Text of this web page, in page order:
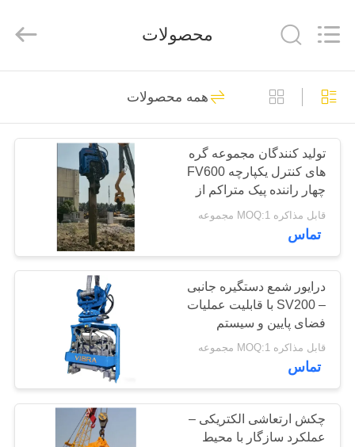
صفحه
اصلی
محصولات
نمایش
واقعیت
مجازی
درباره
تور
کارخانه
Machinery
Co.,
درایور شمع هیدرولیک
113
بیل نصب شده درایور
شمع
86
14
محصولات
همه محصولات
تولید کنندگان مجموعه گره
های کنترل یکپارچه FV600
چهار راننده پیک متراکم از
کارخانه راننده پیک
هیدرولیک برای آسیا و
روسیه
قابل مذاکره MOQ:1 مجموعه
تماس
درایور شمع دستگیره جانبی
– SV200 با قابلیت عملیات
فضای پایین و سیستم
تعویض سریع ابزار –
سازندگان چین
قابل مذاکره MOQ:1 مجموعه
تماس
چکش ارتعاشی الکتریکی –
عملکرد سازگار با محیط